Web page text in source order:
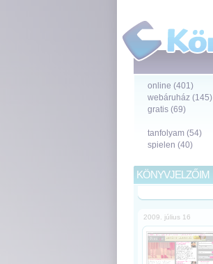
online (401)
webáruház (145)
gratis (69)
tanfolyam (54)
spielen (40)
KÖNYVJELZŐIM
2009. július 16